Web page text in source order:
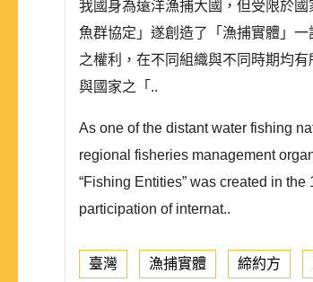
我國身為遠洋漁捕大國，但受限於
魚群協定」遂創造了「漁捕實體」
之權利，在不同組織與不同時期均
與國家之「..
As one of the distant water fishing
regional fisheries management
“Fishing Entities” was created in
participation of internat..
臺灣 漁捕實體 締約方